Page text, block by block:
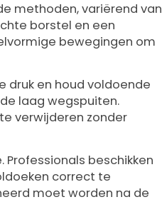
methoden, variërend van
borstel en een
bewegingen om
druk en houd voldoende
laag wegspuiten.
verwijderen zonder
beschikken
correct te
moet worden na de